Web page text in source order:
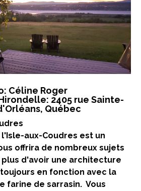
Céline Roger
2405 rue Sainte-
Québec
aux-Coudres est un
offrira de nombreux sujets
plus d'avoir une architecture
en fonction avec la
farine de sarrasin. Vous